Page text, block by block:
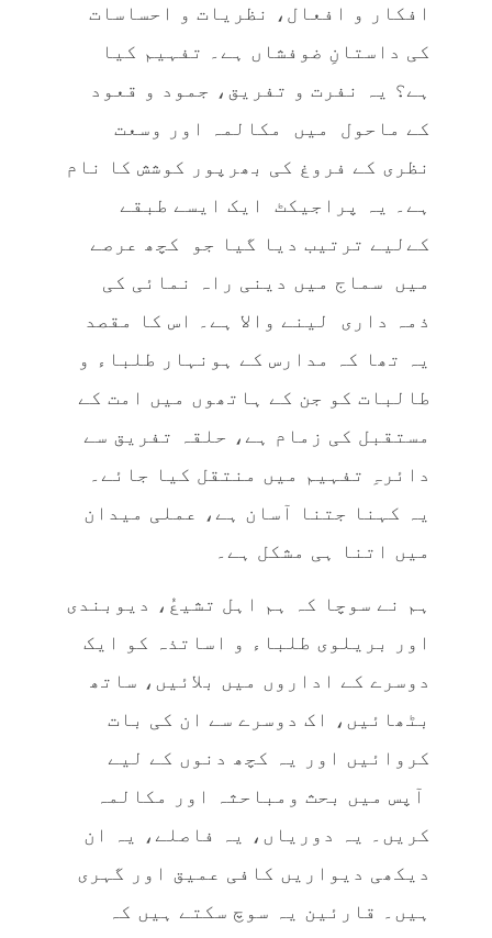
افکار و افعال، نظریات و احساسات
کی داستانِ ضوفشاں ہے۔ تفہیم کیا
ہے؟ یہ نفرت و تفریق، جمود و قعود
کے ماحول میں مکالمہ اور وسعت
نظری کے فروغ کی بھرپور کوشش کا نام
ہے۔ یہ پراجیکٹ ایک ایسے طبقے
کےلیے ترتیب دیا گیا جو کچھ عرصے
میں سماج میں دینی راہ نمائی کی
ذمہ داری لینے والا ہے۔ اس کا مقصد
یہ تھا کہ مدارس کے ہونہار طلباء و
طالبات کو جن کے ہاتھوں میں امت کے
مستقبل کی زمام ہے، حلقہ تفریق سے
دائرہِ تفہیم میں منتقل کیا جائے۔
یہ کہنا جتنا آسان ہے، عملی میدان
میں اتنا ہی مشکل ہے۔
ہم نے سوچا کہ ہم اہل تشیعُ، دیوبندی
اور بریلوی طلباء و اساتذہ کو ایک
دوسرے کے اداروں میں بلائیں، ساتھ
بٹھائیں، اک دوسرے سے ان کی بات
کروائیں اور یہ کچھ دنوں کے لیے
آپس میں بحث ومباحثہ اور مکالمہ
کریں۔ یہ دوریاں، یہ فاصلے، یہ ان
دیکھی دیواریں کافی عمیق اور گہری
ہیں۔ قارئین یہ سوچ سکتے ہیں کہ